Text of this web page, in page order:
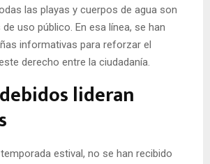
las playas y cuerpos de agua son
uso público. En esa línea, se han
informativas para reforzar el
derecho entre la ciudadanía.
lideran
estival, no se han recibido